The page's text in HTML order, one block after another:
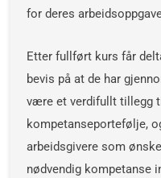
for deres
Etter fullført kurs får
bevis på at de har
være et verdifullt tillegg
kompetanseportefølje,
arbeidsgivere som
nødvendig kompetanse